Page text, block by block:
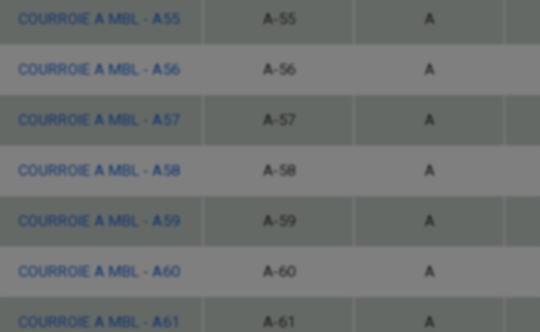
COURROIE A MBL - A55 A-55 A
COURROIE A MBL - A56 A-56 A
COURROIE A MBL - A57 A-57 A
COURROIE A MBL - A58 A-58 A
COURROIE A MBL - A59 A-59 A
COURROIE A MBL - A60 A-60 A
COURROIE A MBL - A61 A-61 A